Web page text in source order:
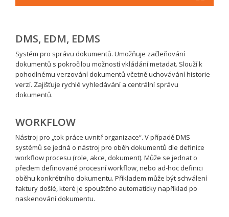
DMS, EDM, EDMS
Systém pro správu dokumentů. Umožňuje začleňování
dokumentů s pokročilou možností vkládání metadat. Slouží k
pohodlnému verzování dokumentů včetně uchovávání historie
verzí. Zajišťuje rychlé vyhledávání a centrální správu
dokumentů.
WORKFLOW
Nástroj pro „tok práce uvnitř organizace“. V případě DMS
systémů se jedná o nástroj pro oběh dokumentů dle definice
workflow procesu (role, akce, dokument). Může se jednat o
předem definované procesní workflow, nebo ad-hoc definici
oběhu konkrétního dokumentu. Příkladem může být schválení
faktury došlé, které je spouštěno automaticky například po
naskenování dokumentu.